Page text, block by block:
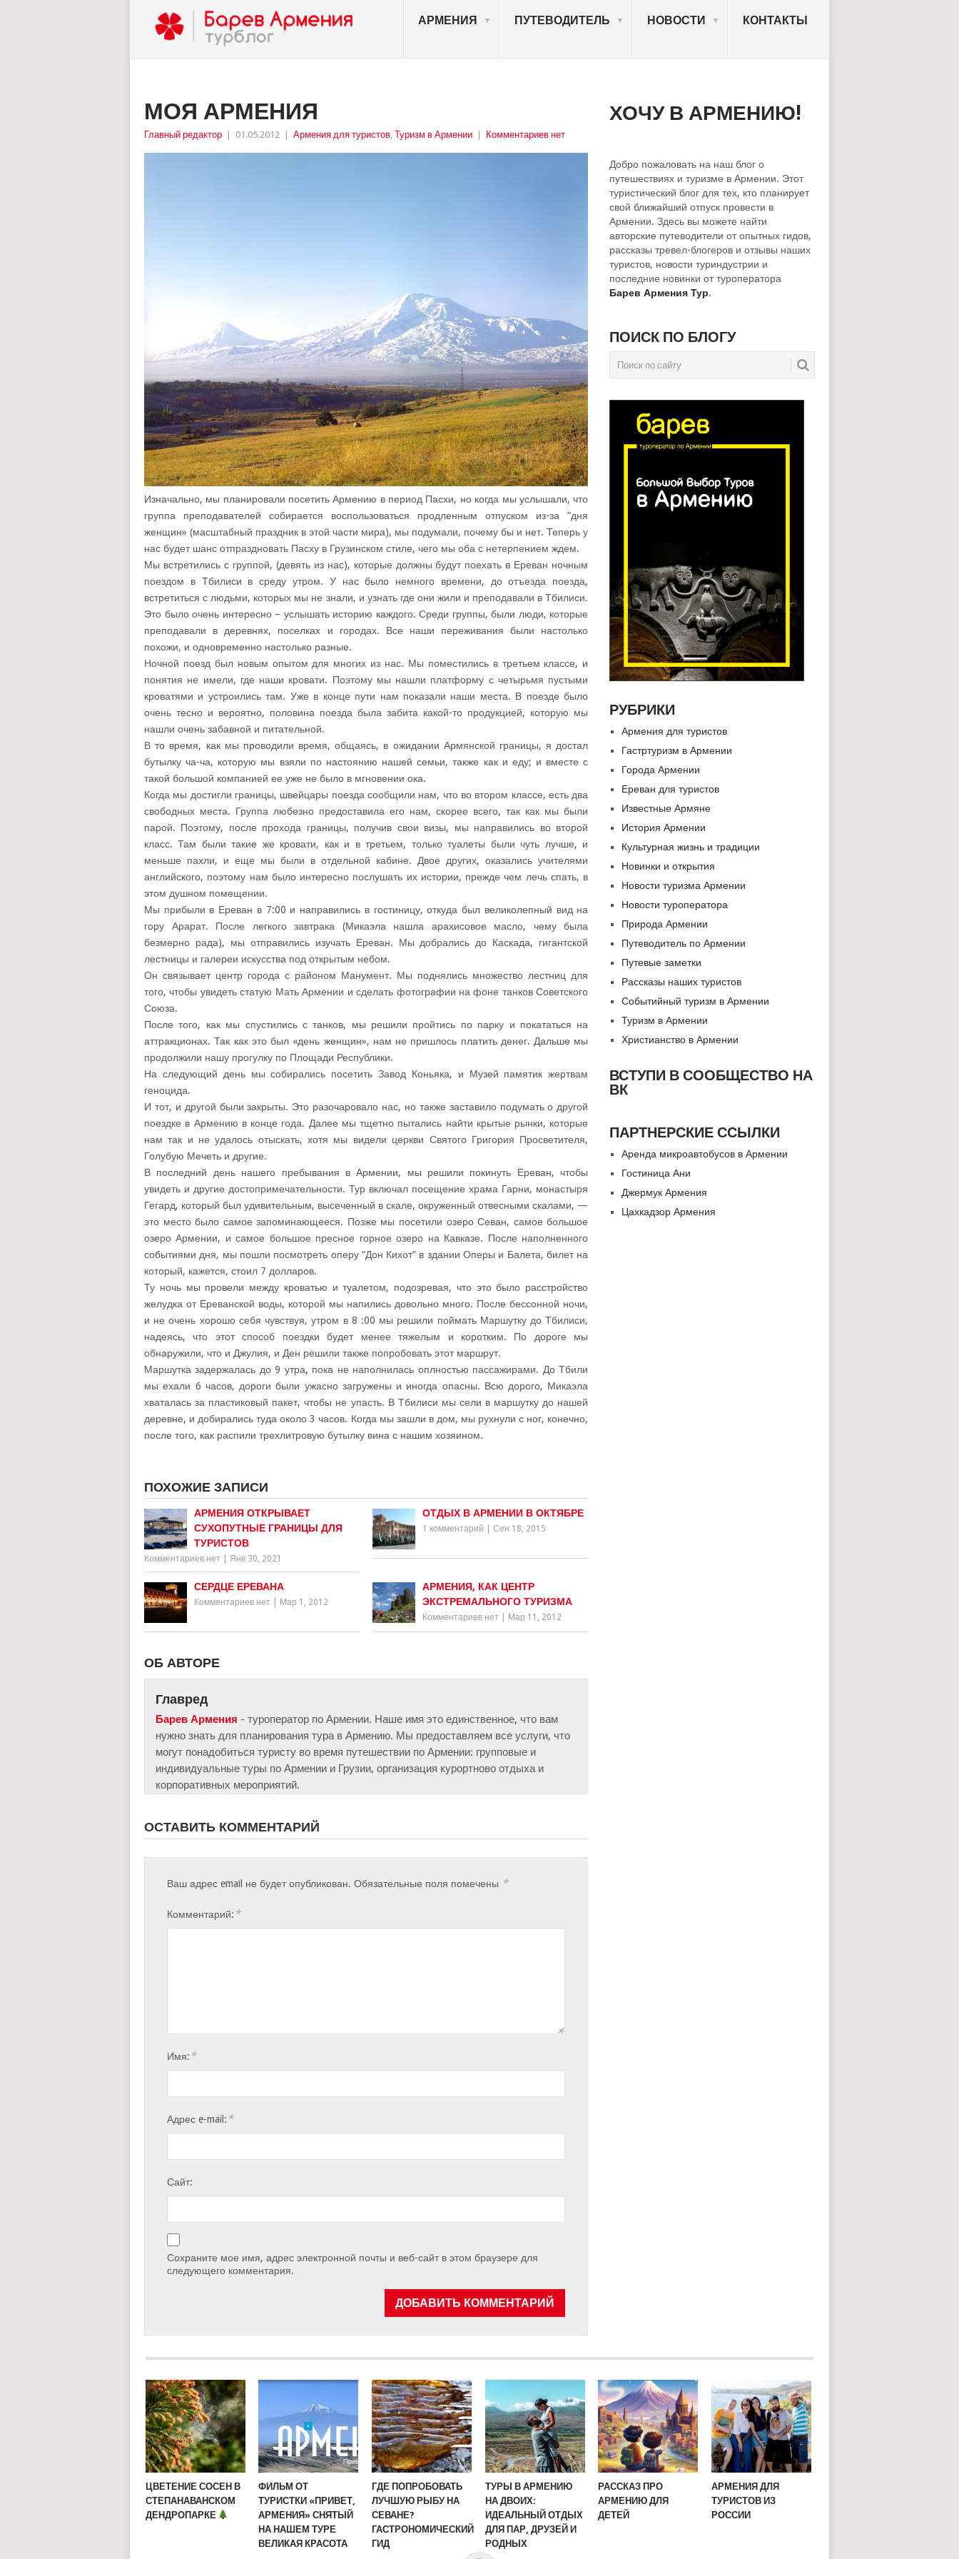
АРМЕНИЯ ПУТЕВОДИТЕЛЬ НОВОСТИ КОНТАКТЫ
МОЯ АРМЕНИЯ
Главный редактор 01.05.2012 Армения для туристов, Туризм в Армении Комментариев нет
Изначально, мы планировали посетить Армению в период Пасхи, но когда мы услышали, что
группа преподавателей собирается воспользоваться продленным отпуском из-за “дня
женщин» (масштабный праздник в этой части мира), мы подумали, почему бы и нет. Теперь у
нас будет шанс отпраздновать Пасху в Грузинском стиле, чего мы оба с нетерпением ждем.
Мы встретились с группой, (девять из нас), которые должны будут поехать в Ереван ночным
поездом в Тбилиси в среду утром. У нас было немного времени, до отъезда поезда,
встретиться с людьми, которых мы не знали, и узнать где они жили и преподавали в Тбилиси.
Это было очень интересно – услышать историю каждого. Среди группы, были люди, которые
преподавали в деревнях, поселках и городах. Все наши переживания были настолько
похожи, и одновременно настолько разные.
Ночной поезд был новым опытом для многих из нас. Мы поместились в третьем классе, и
понятия не имели, где наши кровати. Поэтому мы нашли платформу с четырьмя пустыми
кроватями и устроились там. Уже в конце пути нам показали наши места. В поезде было
очень тесно и вероятно, половина поезда была забита какой-то продукцией, которую мы
нашли очень забавной и питательной.
В то время, как мы проводили время, общаясь, в ожидании Армянской границы, я достал
бутылку ча-ча, которую мы взяли по настоянию нашей семьи, также как и еду; и вместе с
такой большой компанией ее уже не было в мгновении ока.
Когда мы достигли границы, швейцары поезда сообщили нам, что во втором классе, есть два
свободных места. Группа любезно предоставила его нам, скорее всего, так как мы были
парой. Поэтому, после прохода границы, получив свои визы, мы направились во второй
класс. Там были такие же кровати, как и в третьем, только туалеты были чуть лучше, и
меньше пахли, и еще мы были в отдельной кабине. Двое других, оказались учителями
английского, поэтому нам было интересно послушать их истории, прежде чем лечь спать, в
этом душном помещении.
Мы прибыли в Ереван в 7:00 и направились в гостиницу, откуда был великолепный вид на
гору Арарат. После легкого завтрака (Микаэла нашла арахисовое масло, чему была
безмерно рада), мы отправились изучать Ереван. Мы добрались до Каскада, гигантской
лестницы и галереи искусства под открытым небом.
Он связывает центр города с районом Манумент. Мы поднялись множество лестниц для
того, чтобы увидеть статую Мать Армении и сделать фотографии на фоне танков Советского
Союза.
После того, как мы спустились с танков, мы решили пройтись по парку и покататься на
аттракционах. Так как это был «день женщин», нам не пришлось платить денег. Дальше мы
продолжили нашу прогулку по Площади Республики.
На следующий день мы собирались посетить Завод Коньяка, и Музей памятик жертвам
геноцида.
И тот, и другой были закрыты. Это разочаровало нас, но также заставило подумать о другой
поездке в Армению в конце года. Далее мы тщетно пытались найти крытые рынки, которые
нам так и не удалось отыскать, хотя мы видели церкви Святого Григория Просветителя,
Голубую Мечеть и другие.
В последний день нашего пребывания в Армении, мы решили покинуть Ереван, чтобы
увидеть и другие достопримечательности. Тур включал посещение храма Гарни, монастыря
Гегард, который был удивительным, высеченный в скале, окруженный отвесными скалами, —
это место было самое запоминающееся. Позже мы посетили озеро Севан, самое большое
озеро Армении, и самое большое пресное горное озеро на Кавказе. После наполненного
событиями дня, мы пошли посмотреть оперу “Дон Кихот” в здании Оперы и Балета, билет на
который, кажется, стоил 7 долларов.
Ту ночь мы провели между кроватью и туалетом, подозревая, что это было расстройство
желудка от Ереванской воды, которой мы напились довольно много. После бессонной ночи,
и не очень хорошо себя чувствуя, утром в 8 :00 мы решили поймать Маршутку до Тбилиси,
надеясь, что этот способ поездки будет менее тяжелым и коротким. По дороге мы
обнаружили, что и Джулия, и Ден решили также попробовать этот маршрут.
Маршутка задержалась до 9 утра, пока не наполнилась оплностью пассажирами. До Тбили
мы ехали 6 часов, дороги были ужасно загружены и иногда опасны. Всю дорого, Микаэла
хваталась за пластиковый пакет, чтобы не упасть. В Тбилиси мы сели в маршутку до нашей
деревне, и добирались туда около 3 часов. Когда мы зашли в дом, мы рухнули с ног, конечно,
после того, как распили трехлитровую бутылку вина с нашим хозяином.
ПОХОЖИЕ ЗАПИСИ
АРМЕНИЯ ОТКРЫВАЕТ
СУХОПУТНЫЕ ГРАНИЦЫ ДЛЯ
ТУРИСТОВ
Комментариев нет Янв 30, 2021
ОТДЫХ В АРМЕНИИ В ОКТЯБРЕ
1 комментарий |Сен 18, 2015
СЕРДЦЕ ЕРЕВАНА
Комментариев нет Мар 1, 2012
АРМЕНИЯ, КАК ЦЕНТР
ЭКСТРЕМАЛЬНОГО ТУРИЗМА
Комментариев нет Мар 11, 2012
ОБ АВТОРЕ
Главред
Барев Армения - туроператор по Армении. Наше имя это единственное, что вам
нужно знать для планирования тура в Армению. Мы предоставляем все услуги, что
могут понадобиться туристу во время путешествии по Армении: групповые и
индивидуальные туры по Армении и Грузии, организация курортново отдыха и
корпоративных мероприятий.
ОСТАВИТЬ КОММЕНТАРИЙ
Ваш адрес email не будет опубликован. Обязательные поля помечены *
Комментарий: *
Имя: *
Адрес e-mail: *
Сайт:
Сохраните мое имя, адрес электронной почты и веб-сайт в этом браузере для
следующего комментария.
ХОЧУ В АРМЕНИЮ!
Добро пожаловать на наш блог о
путешествиях и туризме в Армении. Этот
туристический блог для тех, кто планирует
свой ближайший отпуск провести в
Армении. Здесь вы можете найти
авторские путеводители от опытных гидов,
рассказы тревел-блогеров и отзывы наших
туристов, новости туриндустрии и
последние новинки от туроператора
Барев Армения Тур.
ПОИСК ПО БЛОГУ
РУБРИКИ
Армения для туристов
Гастртуризм в Армении
Города Армении
Ереван для туристов
Известные Армяне
История Армении
Культурная жизнь и традиции
Новинки и открытия
Новости туризма Армении
Новости туроператора
Природа Армении
Путеводитель по Армении
Путевые заметки
Рассказы наших туристов
Событийный туризм в Армении
Туризм в Армении
Христианство в Армении
ВСТУПИ В СООБЩЕСТВО НА
ВК
ПАРТНЕРСКИЕ ССЫЛКИ
Аренда микроавтобусов в Армении
Гостиница Ани
Джермук Армения
Цахкадзор Армения
ЦВЕТЕНИЕ СОСЕН В
СТЕПАНАВАНСКОМ
ДЕНДРОПАРКЕ
ФИЛЬМ ОТ
ТУРИСТКИ «ПРИВЕТ,
АРМЕНИЯ» СНЯТЫЙ
НА НАШЕМ ТУРЕ
ВЕЛИКАЯ КРАСОТА
ГДЕ ПОПРОБОВАТЬ
ЛУЧШУЮ РЫБУ НА
СЕВАНЕ?
ГАСТРОНОМИЧЕСКИЙ
ГИД
ТУРЫ В АРМЕНИЮ
НА ДВОИХ:
ИДЕАЛЬНЫЙ ОТДЫХ
ДЛЯ ПАР, ДРУЗЕЙ И
РОДНЫХ
РАССКАЗ ПРО
АРМЕНИЮ ДЛЯ
ДЕТЕЙ
АРМЕНИЯ ДЛЯ
ТУРИСТОВ ИЗ
РОССИИ